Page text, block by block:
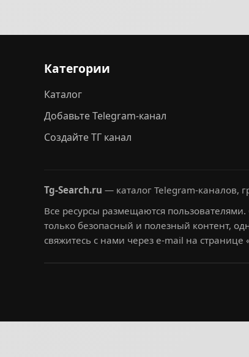
Категории
Каталог
Добавьте Telegram-канал
Создайте ТГ канал
Tg-Search.ru — каталог Telegram-каналов,
Все ресурсы размещаются
только безопасный и полезный контент,
свяжитесь с нами через e-mail на странице